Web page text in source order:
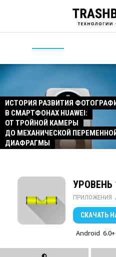
ИСТОРИЯ РАЗВИТИЯ
В СМАРТФОНАХ HUAWEI:
ОТ ТРОЙНОЙ КАМЕРЫ
ДО МЕХАНИЧЕСКОЙ
ДИАФРАГМЫ
УРОВЕНЬ
ПРИЛОЖЕНИЯ
СКАЧАТЬ
Android 6.0+